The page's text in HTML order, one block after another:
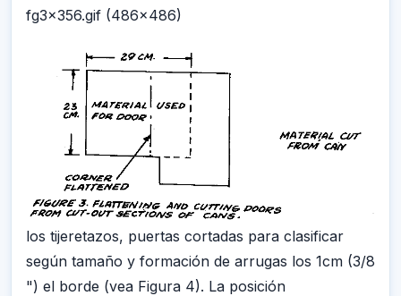
fg3x356.gif (486x486)
los tijeretazos, puertas cortadas para clasificar
según tamaño y formación de arrugas los 1cm (3/8
") el borde (vea Figura 4). La posición